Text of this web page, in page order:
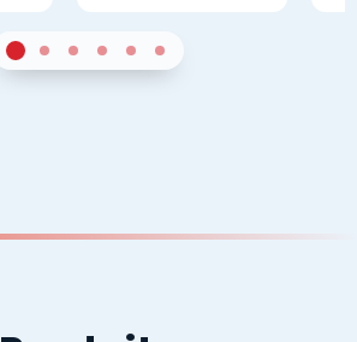
Sur 42Sur 43Sur 44Sur 45Sur 46Sur 4